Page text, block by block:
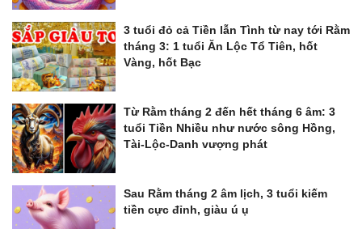
3 tuổi đỏ cả Tiền lẫn Tình từ nay tới Rằm
tháng 3: 1 tuổi Ăn Lộc Tổ Tiên, hốt
Vàng, hốt Bạc
Từ Rằm tháng 2 đến hết tháng 6 âm: 3
tuổi Tiền Nhiều như nước sông Hồng,
Tài-Lộc-Danh vượng phát
Sau Rằm tháng 2 âm lịch, 3 tuổi kiếm
tiền cực đỉnh, giàu ú ụ